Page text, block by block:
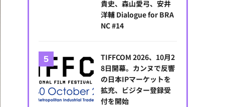
貴史、森山愛弓、安井
洋輔 Dialogue for BRA
NC #14
TIFFCOM 2026、10月2
8日開幕。カンヌで反響
の日本IPマーケットを
拡充、ビジター登録受
付を開始